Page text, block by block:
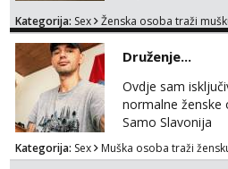
trazim puno
poljupce po tijelu
pale,obozavam
kontrolu . javi se
me tamo, cekam
Kategorija: Sex Ženska osoba traži
Druženje...
Ovdje sam
normalne ženske
Samo Slavonija
Kategorija: Sex Muška osoba traži